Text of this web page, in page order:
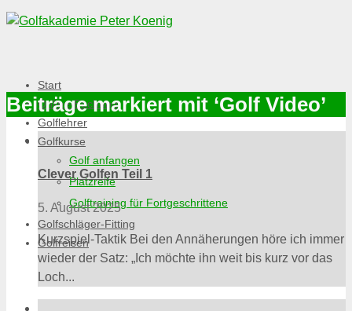
Start
Online-Buchung
Golflehrer
Golfkurse
Golf anfangen
Platzreife
Golftraining für Fortgeschrittene
Golfschläger-Fitting
Golfreisen
Beiträge markiert mit ‘Golf Video’
Clever Golfen Teil 1
5. August 2025
Kurzspiel-Taktik Bei den Annäherungen höre ich immer
wieder der Satz: „Ich möchte ihn weit bis kurz vor das
Loch...